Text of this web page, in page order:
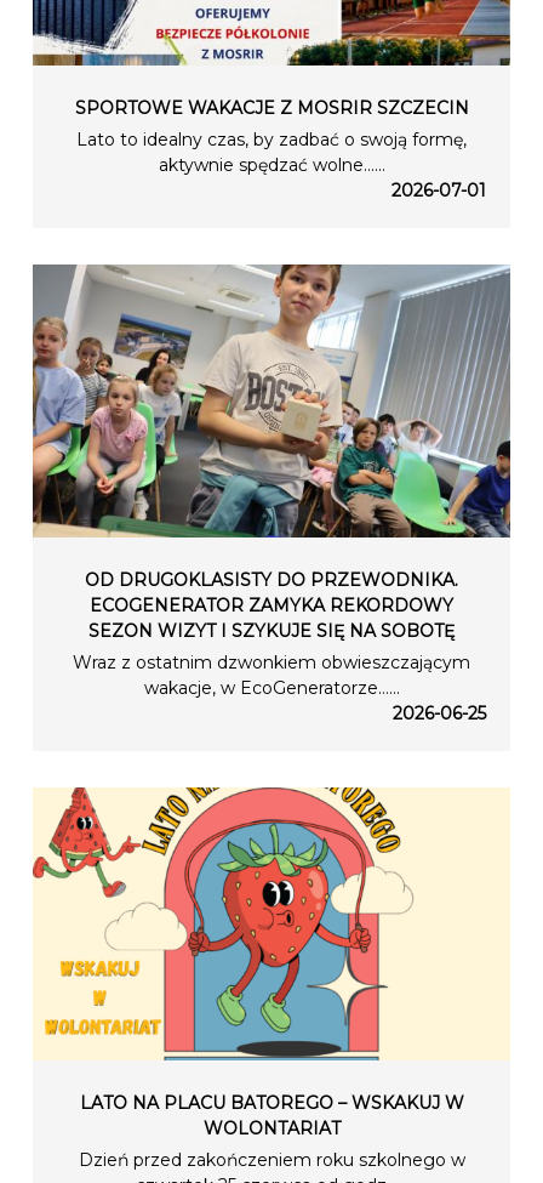
SPORTOWE WAKACJE Z MOSRIR SZCZECIN
Lato to idealny czas, by zadbać o swoją formę,
aktywnie spędzać wolne…...
2026-07-01
OD DRUGOKLASISTY DO PRZEWODNIKA.
ECOGENERATOR ZAMYKA REKORDOWY
SEZON WIZYT I SZYKUJE SIĘ NA SOBOTĘ
Wraz z ostatnim dzwonkiem obwieszczającym
wakacje, w EcoGeneratorze…...
2026-06-25
LATO NA PLACU BATOREGO – WSKAKUJ W
WOLONTARIAT
Dzień przed zakończeniem roku szkolnego w